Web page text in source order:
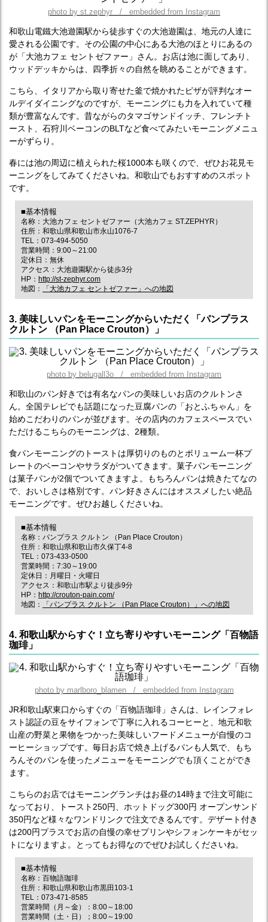
photo by st.zephyr / embedded from Instagram
和歌山電鐵大池遊園駅から徒歩すぐの大池遊園は、地元の人達に
愛される公園です。その公園の中心にある大池のほとりにあるの
が「大池カフェ セントゼファー」さん。お店は池に面してあり、
ウッドデッキからは、四季折々の自然を眺めることができます。
こちら、イタリアから取り寄せた釜で焼かれたピザが評判なオー
ルデイダイニングなのですが、モーニングにも力を入れていて種
類が豊富なんです。昔ながらのタマゴサンドイッチ、フレンチト
ースト、石狩川ベーコンのBLTなど食べてみたいモーニングメニュ
ーがずらり。
春には池の周辺に植えられた桜1000本も咲くので、ぜひお花見モ
ーニングをしてみてくださいね。和歌山でもおすすめのスポット
です。
■基本情報
名称：大池カフェ セントゼファー（大池カフェ ST.ZEPHYR）
住所：和歌山県和歌山市永山1076-7
TEL：073-494-5050
営業時間：9:00～21:00
定休日：無休
アクセス：大池遊園駅から徒歩3分
HP： http://st-zephyr.com
地図：
「大池カフェ セントゼファー」への地図
3. 美味しいパンをモーニングからいただく「パンプラス
クルトン （Pan Place Crouton）」
photo by belugall3o / embedded from Instagram
和歌山のパン好きでは有名なパンの美味しいお店のクルトンさ
ん。全国テレビでも話題になった豆腐パンの「おとふちゃん」を
始めこだわりのパンが並びます。その店内のカフェスペースでい
ただけるこちらのモーニングは、2種類。
食パンモーニングのトーストは厚切りのものとボリューム一杯プ
レートのベーコンやサラダがついてきます。菓子パンモーニング
は菓子パンが2個でついてきますよ。もちろんパンは焼きたてなの
で、おいしさは格別です。パン好きさんにはオススメしたい絶品
モーニングです。ぜひお越しくださいね。
■基本情報
名称：パンプラス クルトン （Pan Place Crouton）
住所：和歌山県和歌山市久保丁4-8
TEL：073-433-0500
営業時間：7:30～19:00
定休日：月曜日・火曜日
アクセス：和歌山市駅より徒歩9分
HP： http://crouton-pain.com/
地図：
「パンプラス クルトン （Pan Place Crouton）」への地図
4. 和歌山駅からすぐ！立ち寄りやすいモーニング「百物語
珈琲」
photo by marlboro_blamen / embedded from Instagram
JR和歌山駅東口からすぐの「百物語珈琲」さんは、レインフォレ
スト認証の豆をサイフォンで丁寧に入れるコーヒーと、地元和歌
山産の野菜と果物をつかった美味しいフードメニューが自慢のコ
ーヒーショップです。毎日お店で焼き上げるパンも人気で、もち
ろんそのパンを使ったメニューをモーニングでも頂くことができ
ます。
こちらのお店ではモーニングランチはお昼の14時まで注文可能に
なっており、トースト250円、ホットドッグ300円 オープンサンド
350円など様々なワンドリンクで注文できるんです。デザート付き
は200円プラスでお店の自慢の幸せプリンやシフォンケーキがセッ
トになりますよ。とってもお得なのでぜひお試しくださいね。
■基本情報
名称：百物語珈琲
住所：和歌山県和歌山市黒田103-1
TEL：073-471-8585
営業時間（月～金）：8:00～18:00
営業時間（土・日）；8:00～19:00